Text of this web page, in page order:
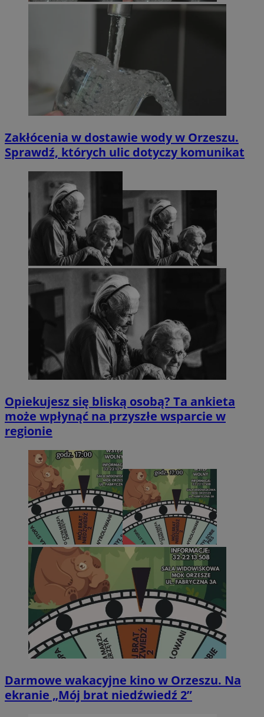
Zakłócenia w dostawie wody w Orzeszu.
Sprawdź, których ulic dotyczy komunikat
Opiekujesz się bliską osobą? Ta ankieta
może wpłynąć na przyszłe wsparcie w
regionie
Darmowe wakacyjne kino w Orzeszu. Na
ekranie „Mój brat niedźwiedź 2”